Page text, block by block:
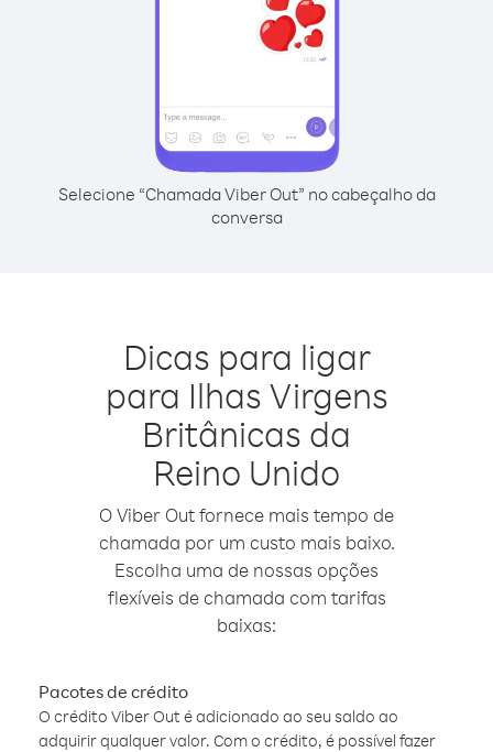
Selecione “Chamada Viber Out” no cabeçalho da
conversa
Dicas para ligar
para Ilhas Virgens
Britânicas da
Reino Unido
O Viber Out fornece mais tempo de
chamada por um custo mais baixo.
Escolha uma de nossas opções
flexíveis de chamada com tarifas
baixas:
Pacotes de crédito
O crédito Viber Out é adicionado ao seu saldo ao
adquirir qualquer valor. Com o crédito, é possível fazer